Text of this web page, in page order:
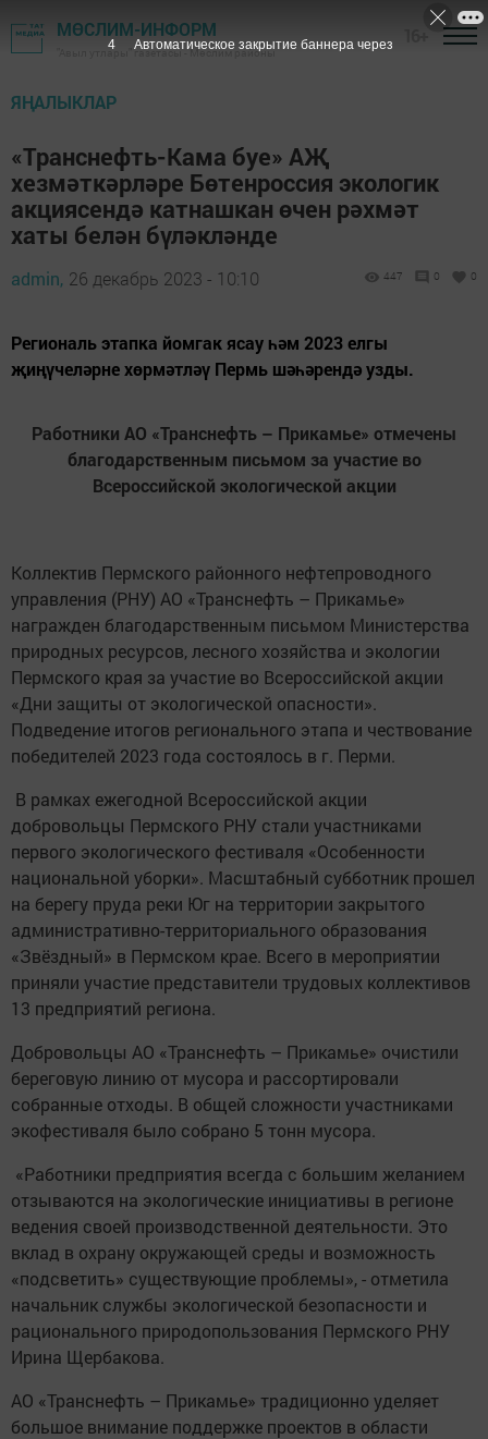
МӨСЛИМ-ИНФОРМ
"Авыл утлары" газетасы - Мөслим районы
ЯҢАЛЫКЛАР
«Транснефть-Кама буе» АҖ
хезмәткәрләре Бөтенроссия экологик
акциясендә катнашкан өчен рәхмәт
хаты белән бүләкләнде
admin, 26 декабрь 2023 - 10:10 447 0 0
Региональ этапка йомгак ясау һәм 2023 елгы
җиңүчеләрне хөрмәтләү Пермь шәһәрендә узды.
Работники АО «Транснефть – Прикамье» отмечены
благодарственным письмом за участие во
Всероссийской экологической акции
Коллектив Пермского районного нефтепроводного
управления (РНУ) АО «Транснефть – Прикамье»
награжден благодарственным письмом Министерства
природных ресурсов, лесного хозяйства и экологии
Пермского края за участие во Всероссийской акции
«Дни защиты от экологической опасности».
Подведение итогов регионального этапа и чествование
победителей 2023 года состоялось в г. Перми.
В рамках ежегодной Всероссийской акции
добровольцы Пермского РНУ стали участниками
первого экологического фестиваля «Особенности
национальной уборки». Масштабный субботник прошел
на берегу пруда реки Юг на территории закрытого
административно-территориального образования
«Звёздный» в Пермском крае. Всего в мероприятии
приняли участие представители трудовых коллективов
13 предприятий региона.
Добровольцы АО «Транснефть – Прикамье» очистили
береговую линию от мусора и рассортировали
собранные отходы. В общей сложности участниками
экофестиваля было собрано 5 тонн мусора.
«Работники предприятия всегда с большим желанием
отзываются на экологические инициативы в регионе
ведения своей производственной деятельности. Это
вклад в охрану окружающей среды и возможность
«подсветить» существующие проблемы», - отметила
начальник службы экологической безопасности и
рационального природопользования Пермского РНУ
Ирина Щербакова.
АО «Транснефть – Прикамье» традиционно уделяет
большое внимание поддержке проектов в области
2 Автоматическое закрытие баннера через